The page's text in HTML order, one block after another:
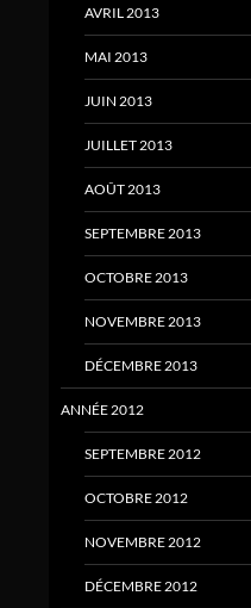
AVRIL 2013
MAI 2013
JUIN 2013
JUILLET 2013
AOÛT 2013
SEPTEMBRE 2013
OCTOBRE 2013
NOVEMBRE 2013
DÉCEMBRE 2013
ANNÉE 2012
SEPTEMBRE 2012
OCTOBRE 2012
NOVEMBRE 2012
DÉCEMBRE 2012